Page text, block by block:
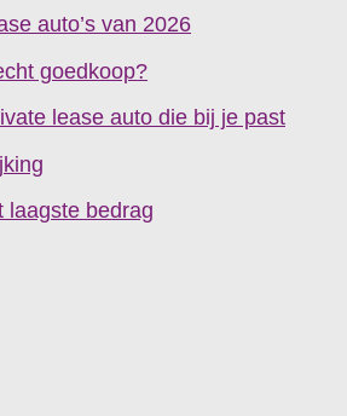
auto’s van 2026
goedkoop?
lease auto die bij je past
laagste bedrag